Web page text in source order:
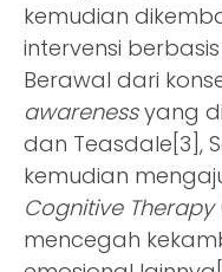
kemudian
intervensi berbasis
Berawal dari
awarenessyang
dan Teasdale[3],
kemudian
Cognitive Therapy
mencegah